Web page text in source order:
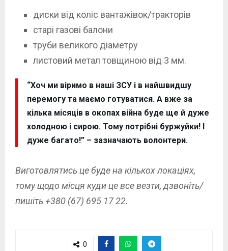
диски від коліс вантажівок/тракторів
старі газові балони
труби великого діаметру
листовий метал товщиною від 3 мм.
“Хоч ми віримо в наші ЗСУ і в найшвидшу
перемогу та маємо готуватися. А вже за
кілька місяців в окопах війна буде ще й дуже
холодною і сирою. Тому потрібні буржуйки! І
дуже багато!” – зазначають волонтери.
Виготовлятись це буде на кількох локаціях,
тому щодо місця куди це все везти, дзвоніть/
пишіть +380 (67) 695 17 22.
0